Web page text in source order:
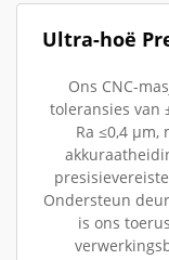
Ultra-hoë
Ons CNC-
toleransies van
Ra ≤0,4
Ondersteun
is ons